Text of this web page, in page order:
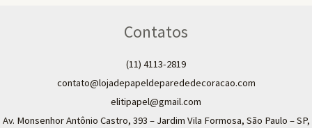
Contatos
(11) 4113-2819
contato@lojadepapeldeparededecoracao.com
elitipapel@gmail.com​
Av. Monsenhor Antônio Castro, 393 – Jardim Vila Formosa, São Paulo – SP,